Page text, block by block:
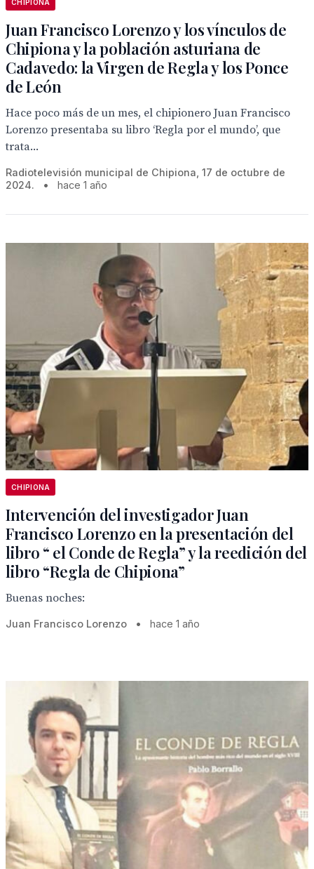
CHIPIONA
Juan Francisco Lorenzo y los vínculos de
Chipiona y la población asturiana de
Cadavedo: la Virgen de Regla y los Ponce
de León
Hace poco más de un mes, el chipionero Juan Francisco
Lorenzo presentaba su libro ‘Regla por el mundo’, que
trata...
Radiotelevisión municipal de Chipiona, 17 de octubre de
2024.
• hace 1 año
CHIPIONA
Intervención del investigador Juan
Francisco Lorenzo en la presentación del
libro “ el Conde de Regla” y la reedición del
libro “Regla de Chipiona”
Buenas noches:
Juan Francisco Lorenzo • hace 1 año